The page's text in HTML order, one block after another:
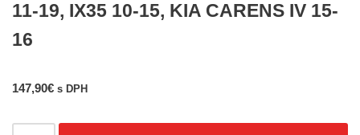
11-19, IX35 10-15, KIA CARENS IV 15-
16
147,90€ s DPH